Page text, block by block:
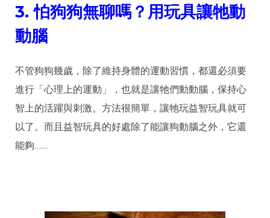
3.怕狗狗無聊嗎？用玩具讓牠動
動腦
不管狗狗幾歲，除了維持身體的運動習慣，都還必須要
進行「心理上的運動」，也就是讓牠們動動腦，保持心
智上的活躍與刺激。方法很簡單，讓牠玩益智玩具就可
以了。而且益智玩具的好處除了能讓狗動腦之外，它還
能夠……